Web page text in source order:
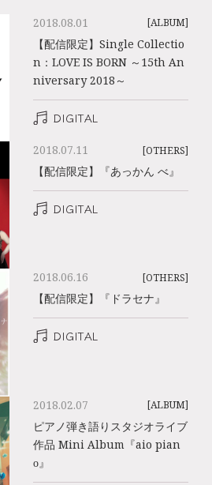
2018.08.01 [ALBUM]
【配信限定】Single Collectio
n：LOVE IS BORN ～15th An
niversary 2018～
DIGITAL
2018.07.11 [OTHERS]
【配信限定】『あっかん べ』
DIGITAL
2018.06.16 [OTHERS]
【配信限定】『ドラセナ』
DIGITAL
2018.02.07 [ALBUM]
ピアノ弾き語りスタジオライブ
作品 Mini Album『aio pian
o』